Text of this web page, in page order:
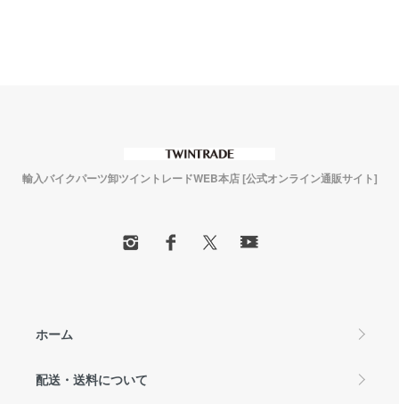
輸入バイクパーツ卸ツイントレードWEB本店 [公式オンライン通販サイト]
ホーム
配送・送料について